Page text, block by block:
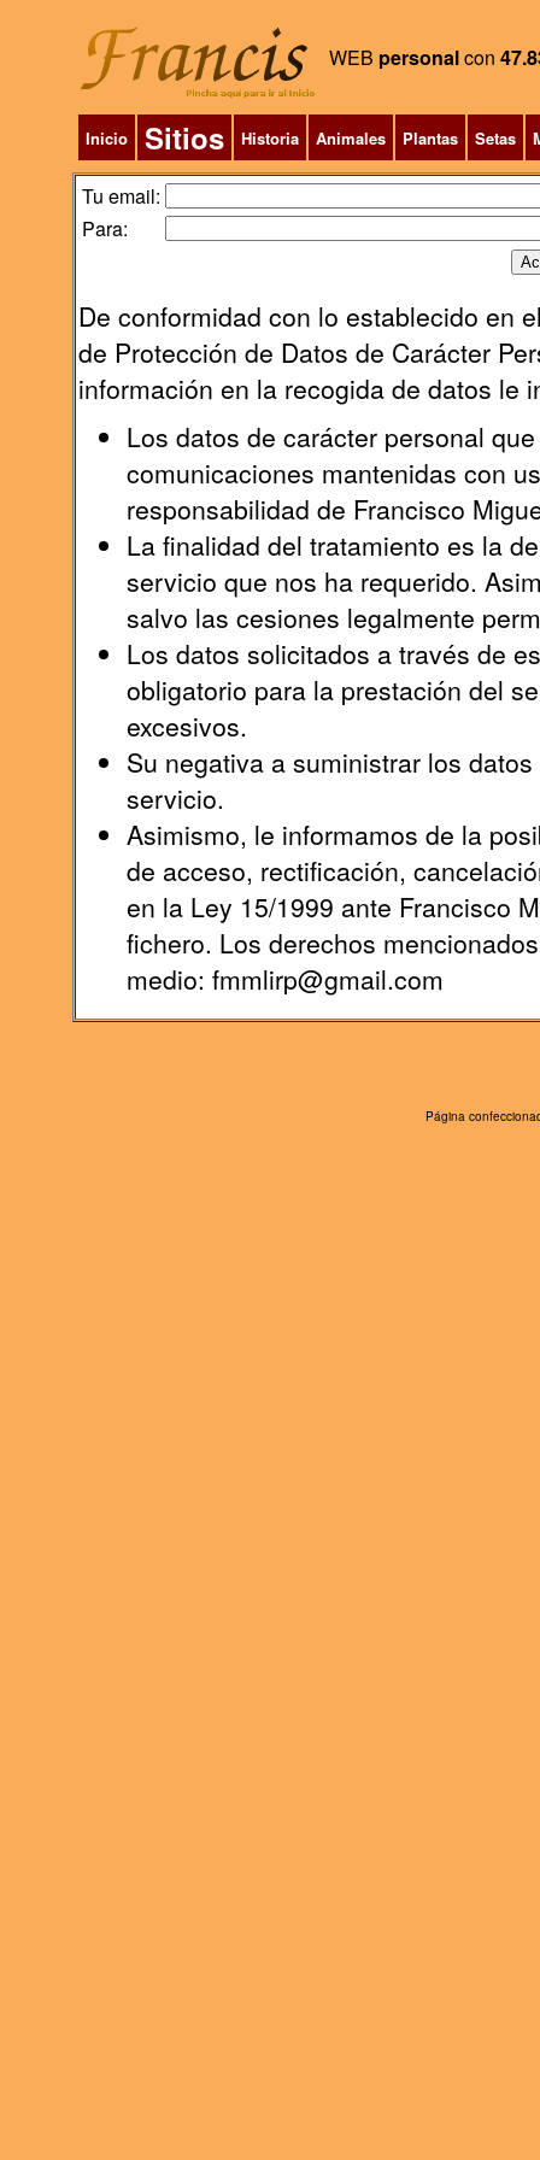
WEB personalcon
Inicio Sitios Historia Animales Plantas Setas
Tu email:
Para:
De conformidad con lo establecido en
de Protección de Datos de Carácter
información en la recogida de datos le
Los datos de carácter personal
comunicaciones mantenidas con
responsabilidad de Francisco
La finalidad del tratamiento es la
servicio que nos ha requerido.
salvo las cesiones legalmente
Los datos solicitados a través de
obligatorio para la prestación del
excesivos.
Su negativa a suministrar los
servicio.
Asimismo, le informamos de la
de acceso, rectificación,
en la Ley 15/1999 ante Francisco
fichero. Los derechos
medio: fmmlirp@gmail.com
Página